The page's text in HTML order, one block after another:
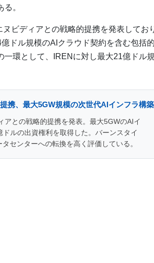
。
ビディアとの戦略的提携を発表してお
ドル規模のAIクラウド契約を含む包括
一環として、IRENに対し最大21億ドル
携、最大5GW規模の次世代AIインフラ構
との戦略的提携を発表。最大5GWのAIイ
ルの出資権利を取得した。バーンスタイ
センターへの転換を高く評価している。